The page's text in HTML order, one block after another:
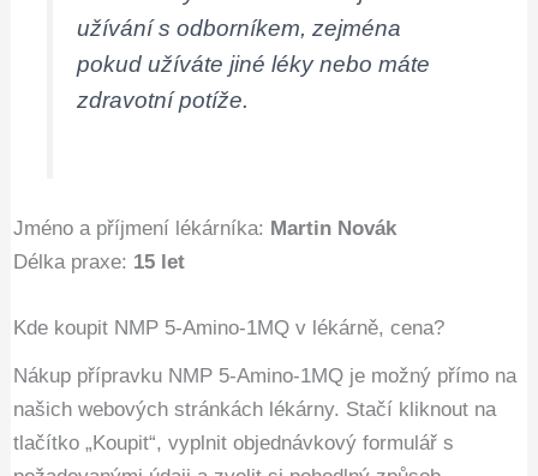
užívání s odborníkem, zejména
pokud užíváte jiné léky nebo máte
zdravotní potíže.
Jméno a příjmení lékárníka: Martin Novák
Délka praxe: 15 let
Kde koupit NMP 5-Amino-1MQ v lékárně, cena?
Nákup přípravku NMP 5-Amino-1MQ je možný přímo na
našich webových stránkách lékárny. Stačí kliknout na
tlačítko „Koupit“, vyplnit objednávkový formulář s